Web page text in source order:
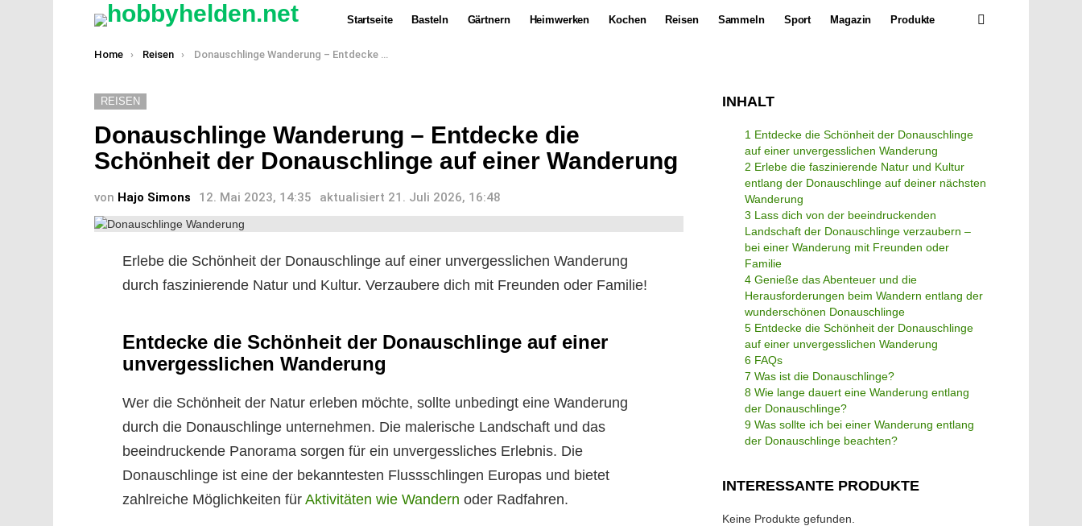
Startseite Basteln Gärtnern Heimwerken Kochen Reisen Sammeln Sport Magazin Produkte
You are here:
Home Reisen Donauschlinge Wanderung – Entdecke die Schönheit der Donauschlinge auf einer Wanderung
REISEN
Donauschlinge Wanderung – Entdecke die
Schönheit der Donauschlinge auf einer Wanderung
von Hajo Simons 12. Mai 2023, 14:35 aktualisiert 21. Juli 2026, 16:48
Erlebe die Schönheit der Donauschlinge auf einer unvergesslichen Wanderung
durch faszinierende Natur und Kultur. Verzaubere dich mit Freunden oder Familie!
Entdecke die Schönheit der Donauschlinge auf einer
unvergesslichen Wanderung
Wer die Schönheit der Natur erleben möchte, sollte unbedingt eine Wanderung
durch die Donauschlinge unternehmen. Die malerische Landschaft und das
beeindruckende Panorama sorgen für ein unvergessliches Erlebnis. Die
Donauschlinge ist eine der bekanntesten Flussschlingen Europas und bietet
zahlreiche Möglichkeiten für Aktivitäten wie Wandern oder Radfahren.
INHALT
1 Entdecke die Schönheit der Donauschlinge
auf einer unvergesslichen Wanderung
2 Erlebe die faszinierende Natur und Kultur
entlang der Donauschlinge auf deiner nächsten
Wanderung
3 Lass dich von der beeindruckenden
Landschaft der Donauschlinge verzaubern –
bei einer Wanderung mit Freunden oder
Familie
4 Genieße das Abenteuer und die
Herausforderungen beim Wandern entlang der
wunderschönen Donauschlinge
5 Entdecke die Schönheit der Donauschlinge
auf einer unvergesslichen Wanderung
6 FAQs
7 Was ist die Donauschlinge?
8 Wie lange dauert eine Wanderung entlang
der Donauschlinge?
9 Was sollte ich bei einer Wanderung entlang
der Donauschlinge beachten?
INTERESSANTE PRODUKTE
Keine Produkte gefunden.